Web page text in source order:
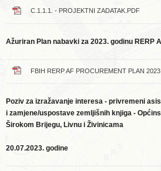
C.1.1.1. - PROJEKTNI ZADATAK.PDF
Ažuriran Plan nabavki za 2023. godinu RERP
FBIH RERP AF PROCUREMENT PLAN
Poziv za izražavanje interesa - privremeni
i zamjene/uspostave zemljišnih knjiga -
Širokom Brijegu, Livnu i Živinicama
20.07.2023. godine